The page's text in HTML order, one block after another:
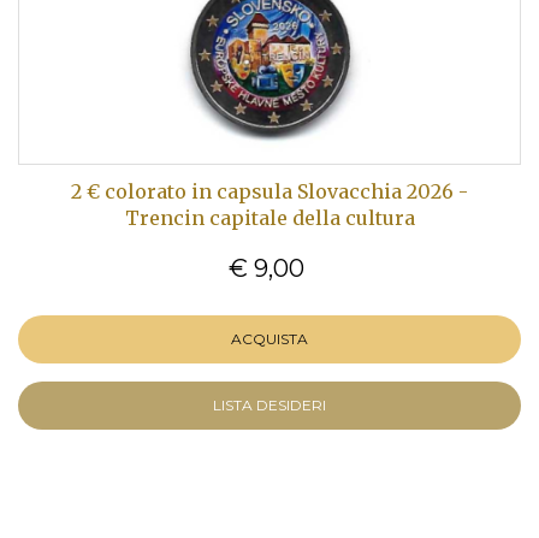
2 € colorato in capsula Slovacchia 2026 -
Trencin capitale della cultura
€ 9,00
ACQUISTA
LISTA DESIDERI